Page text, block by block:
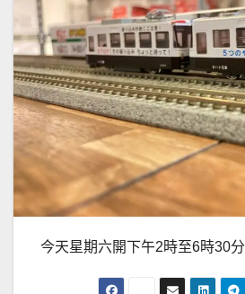
今天星期六開下午2時至6時30分